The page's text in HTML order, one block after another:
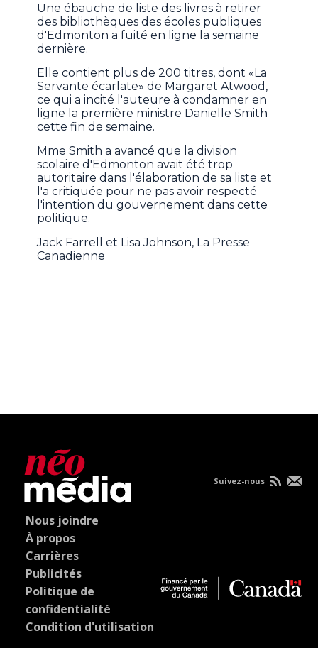
Une ébauche de liste des livres à retirer
des bibliothèques des écoles publiques
d'Edmonton a fuité en ligne la semaine
dernière.
Elle contient plus de 200 titres, dont «La
Servante écarlate» de Margaret Atwood,
ce qui a incité l'auteure à condamner en
ligne la première ministre Danielle Smith
cette fin de semaine.
Mme Smith a avancé que la division
scolaire d'Edmonton avait été trop
autoritaire dans l'élaboration de sa liste et
l'a critiquée pour ne pas avoir respecté
l'intention du gouvernement dans cette
politique.
Jack Farrell et Lisa Johnson, La Presse
Canadienne
Nous joindre
À propos
Carrières
Publicités
Politique de
confidentialité
Condition d'utilisation
Suivez-nous